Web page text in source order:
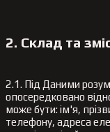
2. Склад та
2.1. Під Даними
опосередковано
може бути: ім'я,
телефону, адреса